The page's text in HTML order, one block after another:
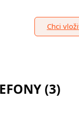
Chci
(3)